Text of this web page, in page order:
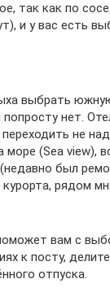
так как по
и у вас есть
выбрать
нет.
не
(Sea view),
был
рядом
вам с
к посту,
отпуска.